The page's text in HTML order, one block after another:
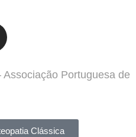
Portuguesa de
Clássica